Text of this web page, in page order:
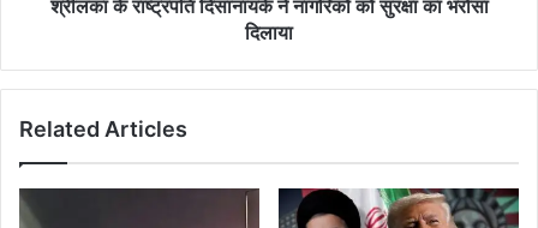
श्रीलंका के राष्ट्रपति दिसानायके ने नागरिकों को सुरक्षा का भरोसा
दिलाया
Related Articles